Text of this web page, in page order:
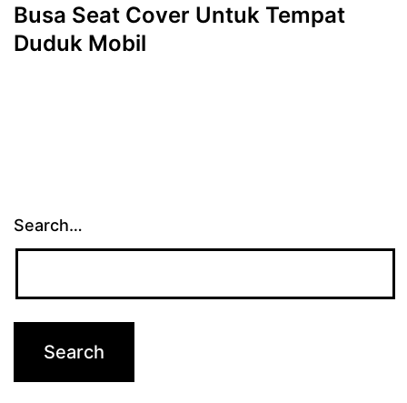
Busa Seat Cover Untuk Tempat
Duduk Mobil
Search…